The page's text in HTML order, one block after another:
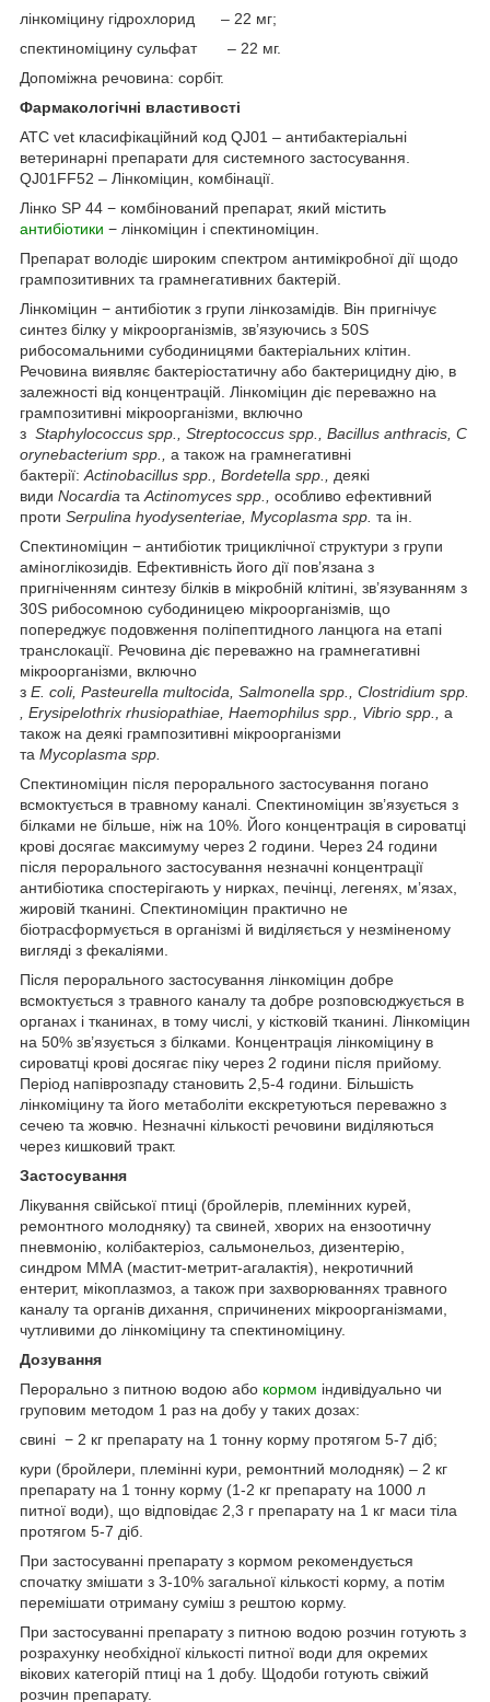
лінкоміцину гідрохлорид – 22 мг;
спектиноміцину сульфат – 22 мг.
Допоміжна речовина: сорбіт.
Фармакологічні властивості
ATC vet класифікаційний код QJ01 – антибактеріальні
ветеринарні препарати для системного застосування.
QJ01FF52 – Лінкоміцин, комбінації.
Лінко SP 44 − комбінований препарат, який містить
антибіотики − лінкоміцин і спектиноміцин.
Препарат володіє широким спектром антимікробної дії щодо
грампозитивних та грамнегативних бактерій.
Лінкоміцин − антибіотик з групи лінкозамідів. Він пригнічує
синтез білку у мікроорганізмів, зв’язуючись з 50S
рибосомальними субодиницями бактеріальних клітин.
Речовина виявляє бактеріостатичну або бактерицидну дію, в
залежності від концентрацій. Лінкоміцин діє переважно на
грампозитивні мікроорганізми, включно
з Staphylococcus spp., Streptococcus spp., Bacillus anthracis, C
orynebacterium spp., а також на грамнегативні
бактерії:Actinobacillus spp., Bordetella spp., деякі
види Nocardiа таActinomyces spp., особливо ефективний
проти Serpulina hyodysenteriae, Mycoplasma spp. та ін.
Спектиноміцин − антибіотик трициклічної структури з групи
аміноглікозидів. Ефективність його дії пов’язана з
пригніченням синтезу білків в мікробній клітині, зв’язуванням з
30S рибосомною субодиницею мікроорганізмів, що
попереджує подовження поліпептидного ланцюга на етапі
транслокації. Речовина діє переважно на грамнегативні
мікроорганізми, включно
з E. coli, Pasteurella multocida, Salmonella spp., Clostridium spp.
, Erysipelothrix rhusiopathiae, Haemophilus spp., Vibrio spp., а
також на деякі грампозитивні мікроорганізми
та Mycoplasma spp.
Спектиноміцин після перорального застосування погано
всмоктується в травному каналі. Спектиноміцин зв’язується з
білками не більше, ніж на 10%. Його концентрація в сироватці
крові досягає максимуму через 2 години. Через 24 години
після перорального застосування незначні концентрації
антибіотика спостерігають у нирках, печінці, легенях, м’язах,
жировій тканині. Спектиноміцин практично не
біотрасформується в організмі й виділяється у незміненому
вигляді з фекаліями.
Після перорального застосування лінкоміцин добре
всмоктується з травного каналу та добре розповсюджується в
органах і тканинах, в тому числі, у кістковій тканині. Лінкоміцин
на 50% зв’язується з білками. Концентрація лінкоміцину в
сироватці крові досягає піку через 2 години після прийому.
Період напіврозпаду становить 2,5-4 години. Більшість
лінкоміцину та його метаболіти екскретуються переважно з
сечею та жовчю. Незначні кількості речовини виділяються
через кишковий тракт.
Застосування
Лікування свійської птиці (бройлерів, племінних курей,
ремонтного молодняку) та свиней, хворих на ензоотичну
пневмонію, колібактеріоз, сальмонельоз, дизентерію,
синдром ММА (мастит-метрит-агалактія), некротичний
ентерит, мікоплазмоз, а також при захворюваннях травного
каналу та органів дихання, спричинених мікроорганізмами,
чутливими до лінкоміцину та спектиноміцину.
Дозування
Перорально з питною водою або кормом індивідуально чи
груповим методом 1 раз на добу у таких дозах:
свині − 2 кг препарату на 1 тонну корму протягом 5-7 діб;
кури (бройлери, племінні кури, ремонтний молодняк) – 2 кг
препарату на 1 тонну корму (1-2 кг препарату на 1000 л
питної води), що відповідає 2,3 г препарату на 1 кг маси тіла
протягом 5-7 діб.
При застосуванні препарату з кормом рекомендується
спочатку змішати з 3-10% загальної кількості корму, а потім
перемішати отриману суміш з рештою корму.
При застосуванні препарату з питною водою розчин готують з
розрахунку необхідної кількості питної води для окремих
вікових категорій птиці на 1 добу. Щодоби готують свіжий
розчин препарату.